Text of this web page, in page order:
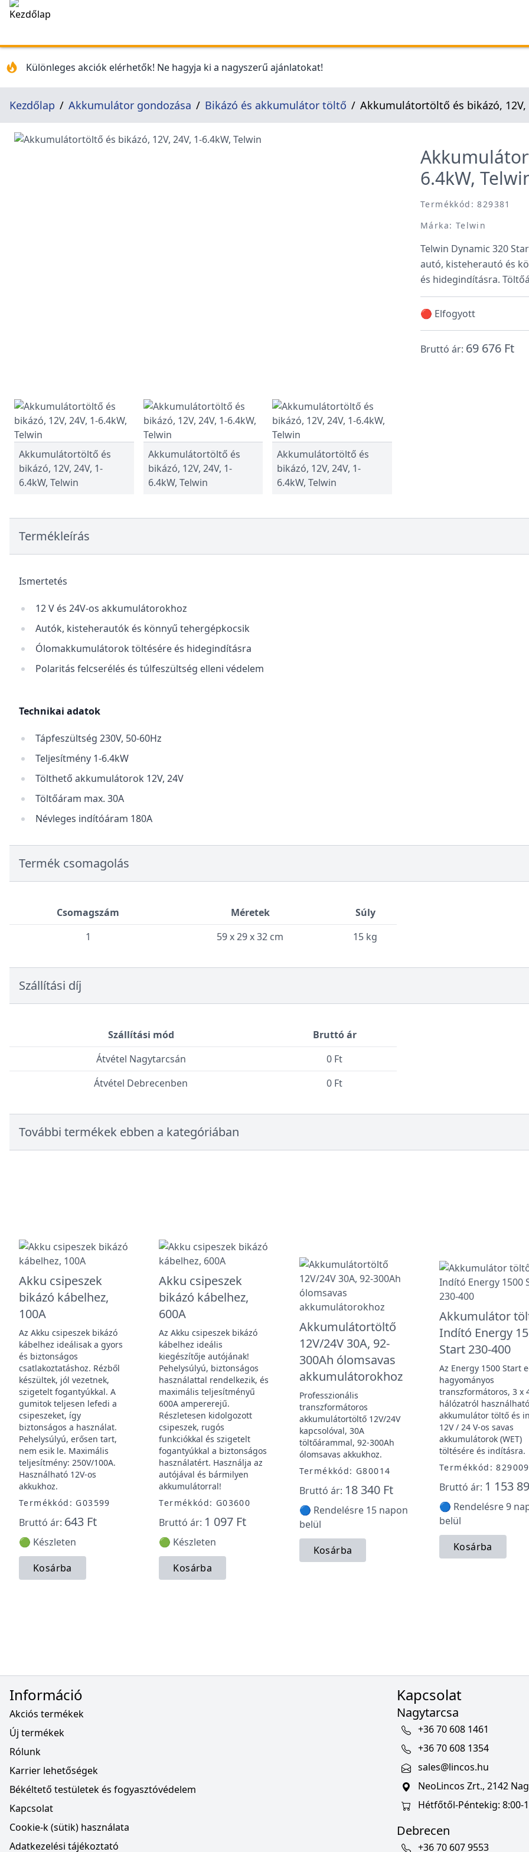
Különleges akciók elérhetők! Ne hagyja ki a nagyszerű ajánlatokat!
Kezdőlap Akkumulátor gondozása Bikázó és akkumulátor töltő Akkumulátortöltő és bikázó, 12V,
6.4kW,
Termékkód: 829381
Márka: Telwin
Telwin Dynamic 320
autó, kisteherautó és
és hidegindításra.
🔴 Elfogyott
Bruttó ár: 69 676 Ft
Akkumulátortöltő és
bikázó, 12V, 24V, 1-
6.4kW, Telwin
Akkumulátortöltő és
bikázó, 12V, 24V, 1-
6.4kW, Telwin
Akkumulátortöltő és
bikázó, 12V, 24V, 1-
6.4kW, Telwin
Termékleírás
Ismertetés
12 V és 24V-os akkumulátorokhoz
Autók, kisteherautók és könnyű tehergépkocsik
Ólomakkumulátorok töltésére és hidegindításra
Polaritás felcserélés és túlfeszültség elleni védelem
Technikai adatok
Tápfeszültség 230V, 50-60Hz
Teljesítmény 1-6.4kW
Tölthető akkumulátorok 12V, 24V
Töltőáram max. 30A
Névleges indítóáram 180A
Termék csomagolás
Csomagszám Méretek
Súly
1
59 x 29 x 32 cm 15 kg
Szállítási díj
Szállítási mód
Bruttó ár
Átvétel Nagytarcsán
0 Ft
Átvétel Debrecenben
0 Ft
További termékek ebben a kategóriában
Akku csipeszek
bikázó kábelhez,
100A
Az Akku csipeszek bikázó
kábelhez ideálisak a gyors
és biztonságos
csatlakoztatáshoz. Rézből
készültek, jól vezetnek,
szigetelt fogantyúkkal. A
gumitok teljesen lefedi a
csipeszeket, így
biztonságos a használat.
Pehelysúlyú, erősen tart,
nem esik le. Maximális
teljesítmény: 250V/100A.
Használható 12V-os
akkukhoz.
Termékkód: G03599
Bruttó ár: 643 Ft
🟢 Készleten
Kosárba
Akku csipeszek
bikázó kábelhez,
600A
Az Akku csipeszek bikázó
kábelhez ideális
kiegészítője autójának!
Pehelysúlyú, biztonságos
használattal rendelkezik, és
maximális teljesítményű
600A ampererejű.
Részletesen kidolgozott
csipeszek, rugós
funkciókkal és szigetelt
fogantyúkkal a biztonságos
használatért. Használja az
autójával és bármilyen
akkumulátorral!
Termékkód: G03600
Bruttó ár: 1 097 Ft
🟢 Készleten
Kosárba
Akkumulátortöltő
12V/24V 30A, 92-
300Ah ólomsavas
akkumulátorokhoz
Professzionális
transzformátoros
akkumulátortöltő 12V/24V
kapcsolóval, 30A
töltőárammal, 92-300Ah
ólomsavas akkukhoz.
Termékkód: G80014
Bruttó ár: 18 340 Ft
🔵 Rendelésre 15 napon
belül
Kosárba
Akkumulátor
Indító Energy
Start 230-400
Az Energy 1500 Start
hagyományos
transzformátoros, 3 x
hálózatról használható
akkumulátor töltő és
12V / 24 V-os savas
akkumulátorok (WET)
töltésére és indításra.
Termékkód: 829009
Bruttó ár: 1 153
🔵 Rendelésre 9
belül
Kosárba
Információ
Akciós termékek
Új termékek
Rólunk
Karrier lehetőségek
Békéltető testületek és fogyasztóvédelem
Kapcsolat
Cookie-k (sütik) használata
Adatkezelési tájékoztató
Kapcsolat
Nagytarcsa
+36 70 608 1461
+36 70 608 1354
sales@lincos.hu
NeoLincos Zrt., 2142
Hétfőtől-Péntekig: 8:00-
Debrecen
+36 70 607 9553